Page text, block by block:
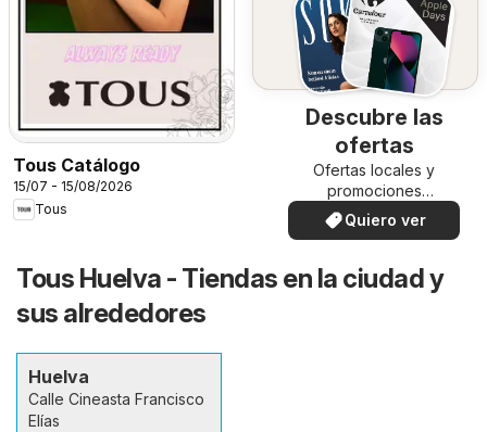
Tous Catálogo
15/07 - 15/08/2026
Tous
Descubre las
ofertas
Ofertas locales y
promociones
especiales.
Quiero ver
Tous Huelva - Tiendas en la ciudad y
sus alrededores
Huelva
Calle Cineasta Francisco
Elías